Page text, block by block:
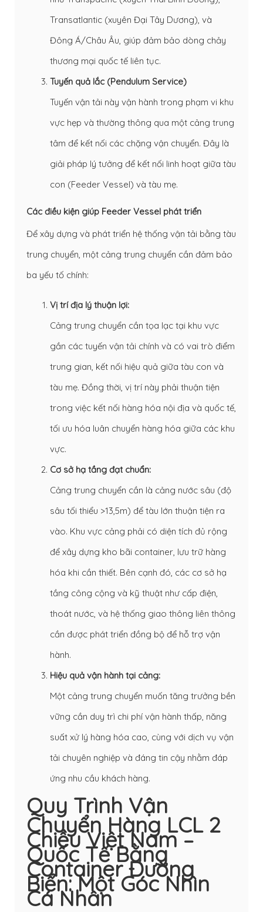
Transatlantic (xuyên Đại Tây Dương), và
Đông Á/Châu Âu, giúp đảm bảo dòng chảy
thương mại quốc tế liên tục.
Tuyến quả lắc (Pendulum Service)
Tuyến vận tải này vận hành trong phạm vi khu
vực hẹp và thường thông qua một cảng trung
tâm để kết nối các chặng vận chuyển. Đây là
giải pháp lý tưởng để kết nối linh hoạt giữa tàu
con (Feeder Vessel) và tàu mẹ.
Các điều kiện giúp Feeder Vessel phát triển
Để xây dựng và phát triển hệ thống vận tải bằng tàu
trung chuyển, một cảng trung chuyển cần đảm bảo
ba yếu tố chính:
Vị trí địa lý thuận lợi:
Cảng trung chuyển cần tọa lạc tại khu vực
gần các tuyến vận tải chính và có vai trò điểm
trung gian, kết nối hiệu quả giữa tàu con và
tàu mẹ. Đồng thời, vị trí này phải thuận tiện
trong việc kết nối hàng hóa nội địa và quốc tế,
tối ưu hóa luân chuyển hàng hóa giữa các khu
vực.
Cơ sở hạ tầng đạt chuẩn:
Cảng trung chuyển cần là cảng nước sâu (độ
sâu tối thiểu >13,5m) để tàu lớn thuận tiện ra
vào. Khu vực cảng phải có diện tích đủ rộng
để xây dựng kho bãi container, lưu trữ hàng
hóa khi cần thiết. Bên cạnh đó, các cơ sở hạ
tầng công cộng và kỹ thuật như cấp điện,
thoát nước, và hệ thống giao thông liên thông
cần được phát triển đồng bộ để hỗ trợ vận
hành.
Hiệu quả vận hành tại cảng:
Một cảng trung chuyển muốn tăng trưởng bền
vững cần duy trì chi phí vận hành thấp, năng
suất xử lý hàng hóa cao, cùng với dịch vụ vận
tải chuyên nghiệp và đáng tin cậy nhằm đáp
ứng nhu cầu khách hàng.
Quy Trình Vận
Chuyển Hàng LCL 2
Chiều Việt Nam –
Quốc Tế Bằng
Container Đường
Biển: Một Góc Nhìn
Cá Nhân